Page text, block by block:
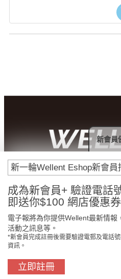
付款
新一輪Wellent Eshop新會員
成為新會員+ 驗證電話
即送你$100 網店優惠券
電子報將為你提供Wellent最新情報
活動之訊息等。
*新會員完成註冊後需要驗證電郵及電話
資訊。
立即註冊
新會員